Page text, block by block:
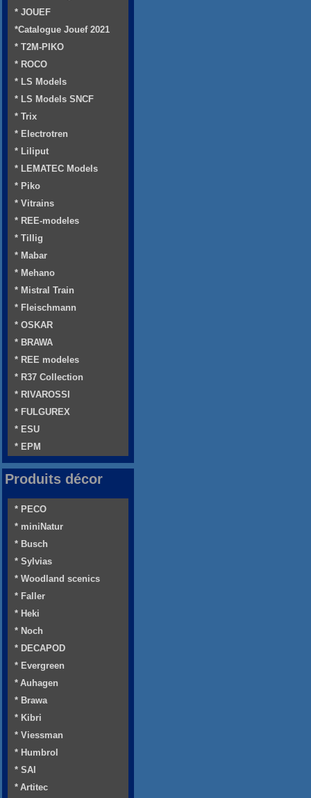
* JOUEF
*Catalogue Jouef 2021
* T2M-PIKO
* ROCO
* LS Models
* LS Models SNCF
* Trix
* Electrotren
* Liliput
* LEMATEC Models
* Piko
* Vitrains
* REE-modeles
* Tillig
* Mabar
* Mehano
* Mistral Train
* Fleischmann
* OSKAR
* BRAWA
* REE modeles
* R37 Collection
* RIVAROSSI
* FULGUREX
* ESU
* EPM
Produits décor
* PECO
* miniNatur
* Busch
* Sylvias
* Woodland scenics
* Faller
* Heki
* Noch
* DECAPOD
* Evergreen
* Auhagen
* Brawa
* Kibri
* Viessman
* Humbrol
* SAI
* Artitec